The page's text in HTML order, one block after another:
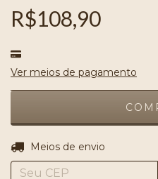
R$108,90
Ver meios de pagamento
Entregas para o CEP:
Meios de envio